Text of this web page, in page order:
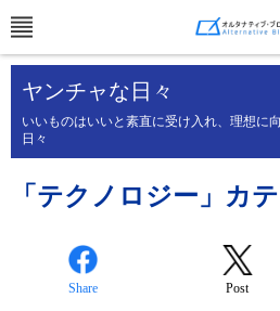
ヤンチャな日々
いいものはいいと素直に受け入れ、理想に
日々
「テクノロジー」カ
Share Post